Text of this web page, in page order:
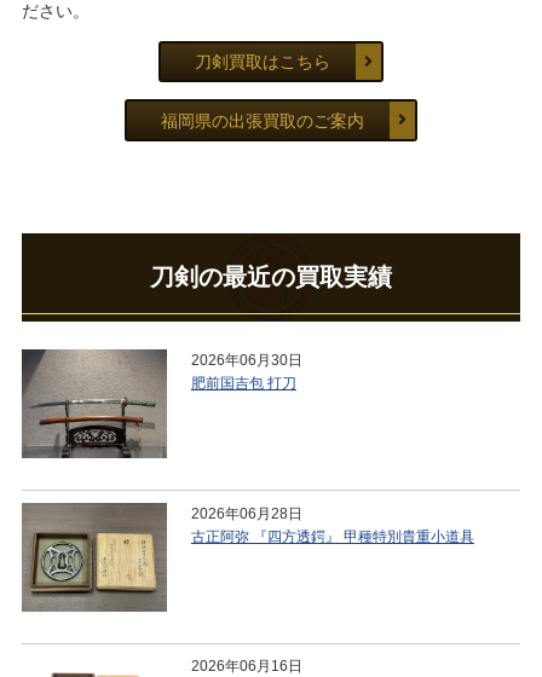
ださい。
刀剣買取はこちら
福岡県の出張買取のご案内
刀剣の最近の買取実績
2026年06月30日
肥前国吉包 打刀
2026年06月28日
古正阿弥 『四方透鍔』 甲種特別貴重小道具
2026年06月16日